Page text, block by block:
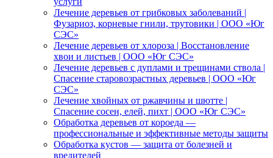
Лечение деревьев от грибковых заболеваний |
Фузариоз, корневые гнили, трутовики | ООО «Юг
СЭС»
Лечение деревьев от хлороза | Восстановление
хвои и листьев | ООО «Юг СЭС»
Лечение деревьев с дуплами и трещинами ствола |
Спасение старовозрастных деревьев | ООО «Юг
СЭС»
Лечение хвойных от ржавчины и шютте |
Спасение сосен, елей, пихт | ООО «Юг СЭС»
Обработка деревьев от короеда —
профессиональные и эффективные методы защиты
Обработка кустов — защита от болезней и
вредителей